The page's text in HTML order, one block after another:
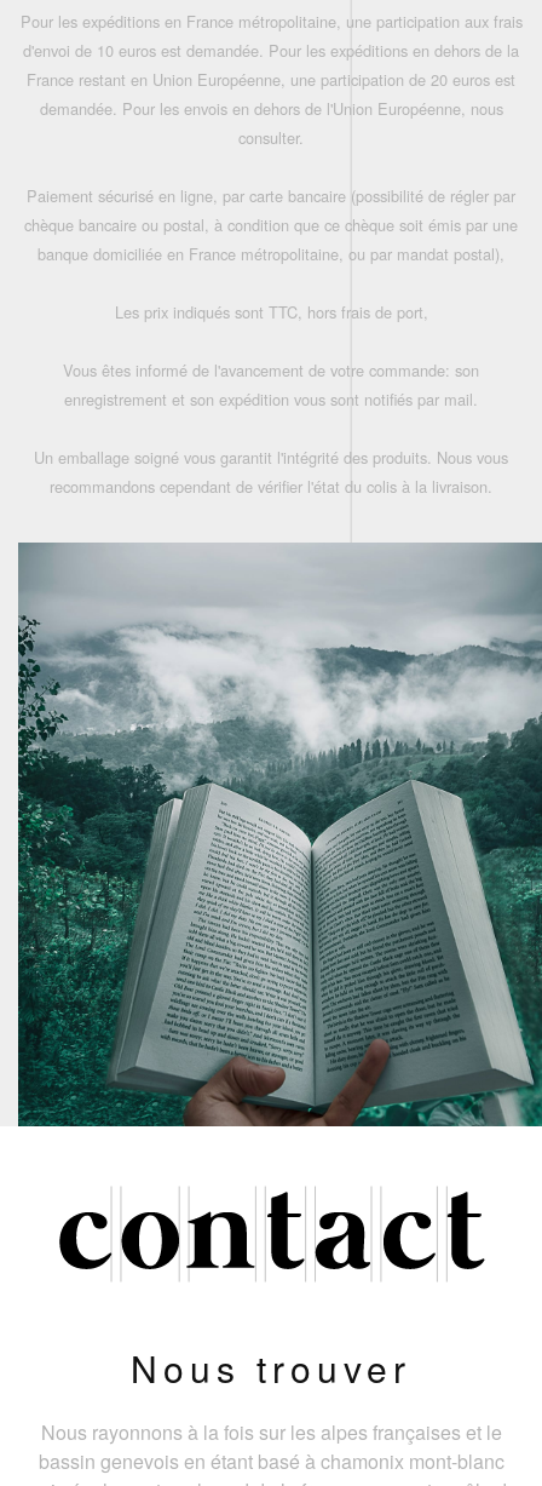
Pour les expéditions en France métropolitaine, une participation aux frais
d'envoi de 10 euros est demandée. Pour les expéditions en dehors de la
France restant en Union Européenne, une participation de 20 euros est
demandée. Pour les envois en dehors de l'Union Européenne, nous
consulter.
Paiement sécurisé en ligne, par carte bancaire (possibilité de régler par
chèque bancaire ou postal, à condition que ce chèque soit émis par une
banque domiciliée en France métropolitaine, ou par mandat postal),
Les prix indiqués sont TTC, hors frais de port,
Vous êtes informé de l'avancement de votre commande: son
enregistrement et son expédition vous sont notifiés par mail.
Un emballage soigné vous garantit l'intégrité des produits. Nous vous
recommandons cependant de vérifier l'état du colis à la livraison.
Nous trouver
Nous rayonnons à la fois sur les alpes françaises et le
bassin genevois en étant basé à chamonix mont-blanc